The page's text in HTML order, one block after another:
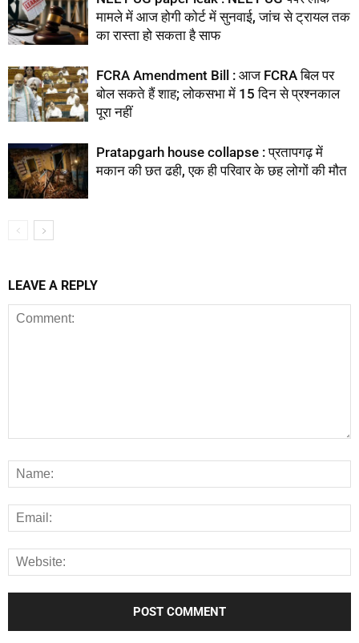
मामले में आज होगी कोर्ट में सुनवाई, जांच से ट्रायल तक
का रास्ता हो सकता है साफ
FCRA Amendment Bill : आज FCRA बिल पर
बोल सकते हैं शाह; लोकसभा में 15 दिन से प्रश्नकाल
पूरा नहीं
Pratapgarh house collapse : प्रतापगढ़ में
मकान की छत ढही, एक ही परिवार के छह लोगों की मौत
LEAVE A REPLY